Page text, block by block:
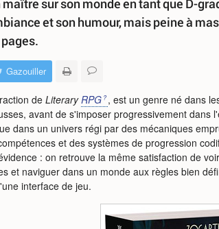
sur son monde en tant que D-
et son humour, mais peine à
Gazouiller
deLiteraryRPG , est un genre né dans
avant de s'imposer progressivement dans
dans un univers régi par des mécaniques
et des systèmes de progression
: on retrouve la même satisfaction de
et naviguer dans un monde aux règles bien
interface de jeu.